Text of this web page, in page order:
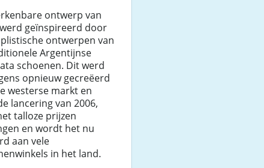
ontwerp van
werd geïnspireerd door
ontwerpen van
Argentijnse
schoenen. Dit werd
opnieuw gecreëerd
westerse markt en
lancering van 2006,
talloze prijzen
en wordt het nu
aan vele
in het land.